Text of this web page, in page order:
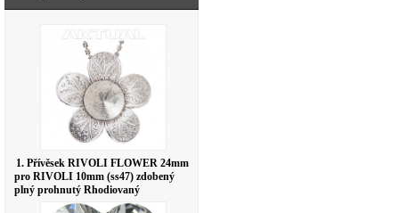
1. Přívěsek RIVOLI FLOWER 24mm
pro RIVOLI 10mm (ss47) zdobený
plný prohnutý Rhodiovaný